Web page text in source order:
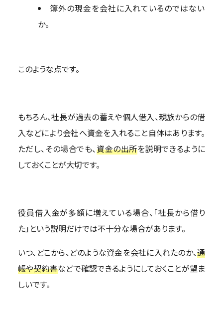
簿外の現金を会社に入れているのではない
か。
このような点です。
もちろん、社長が過去の蓄えや個人借入、親族からの借
入などにより会社へ資金を入れること自体はあります。
ただし、その場合でも、資金の出所を説明できるように
しておくことが大切です。
役員借入金が多額に増えている場合、「社長から借り
た」という説明だけでは不十分な場合があります。
いつ、どこから、どのような資金を会社に入れたのか、通
帳や契約書などで確認できるようにしておくことが望ま
しいです。